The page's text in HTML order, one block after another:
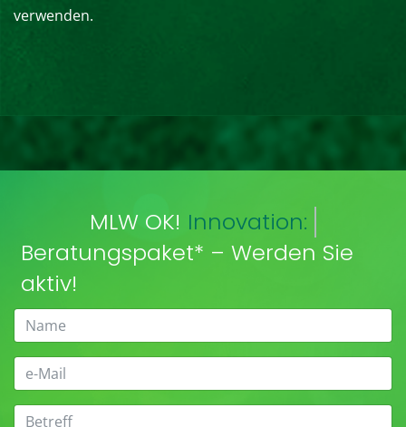
verwenden.
MLW OK! Innovation:
Beratungspaket* – Werden Sie
aktiv!